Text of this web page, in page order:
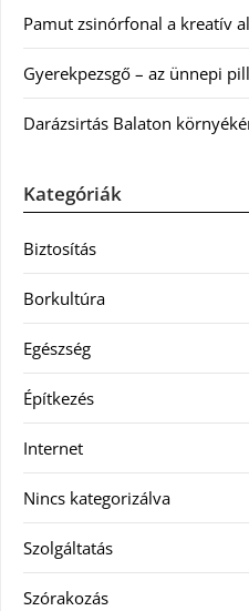
Pamut zsinórfonal a kreatív
Gyerekpezsgő – az ünnepi
Darázsirtás Balaton
Kategóriák
Biztosítás
Borkultúra
Egészség
Építkezés
Internet
Nincs kategorizálva
Szolgáltatás
Szórakozás